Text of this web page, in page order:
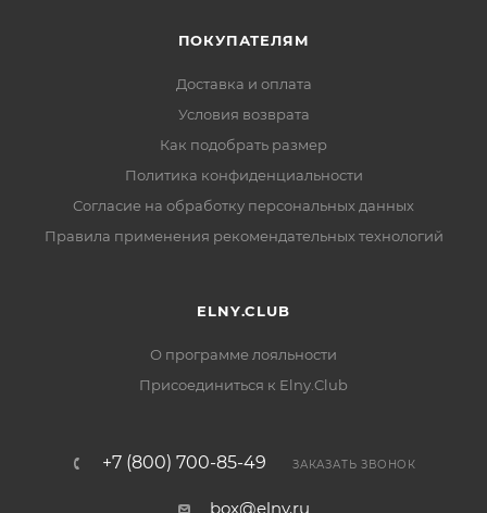
ПОКУПАТЕЛЯМ
Доставка и оплата
Условия возврата
Как подобрать размер
Политика конфиденциальности
Согласие на обработку персональных данных
Правила применения рекомендательных технологий
ELNY.CLUB
О программе лояльности
Присоединиться к Elny.Club
+7 (800) 700-85-49 ЗАКАЗАТЬ ЗВОНОК
box@elny.ru